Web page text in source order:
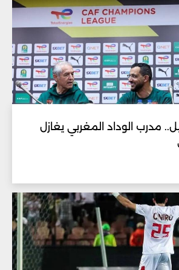
مدرب الوداد المغربي يغازل